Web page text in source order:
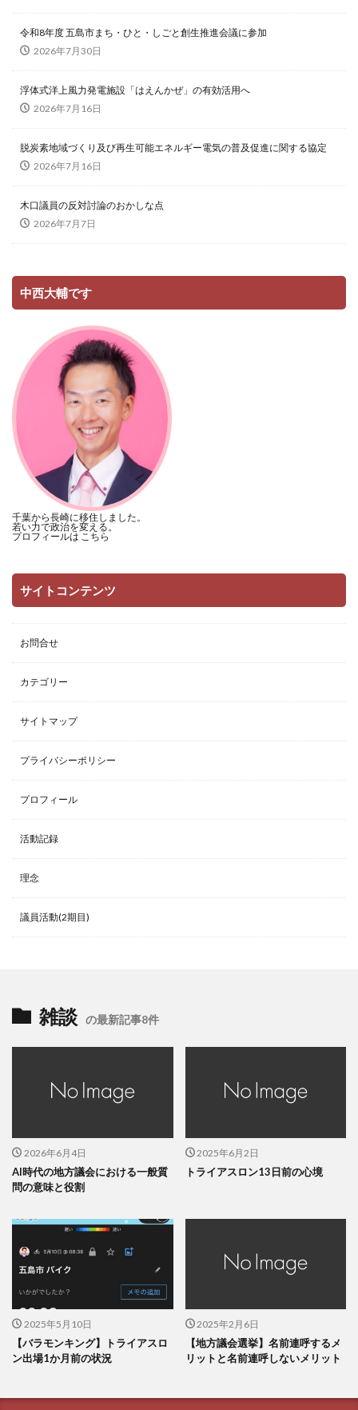
令和8年度 五島市まち・ひと・しごと創生推進会議に参加
2026年7月30日
浮体式洋上風力発電施設「はえんかぜ」の有効活用へ
2026年7月16日
脱炭素地域づくり及び再生可能エネルギー電気の普及促進に関する協定
2026年7月16日
木口議員の反対討論のおかしな点
2026年7月7日
中西大輔です
千葉から長崎に移住しました。
若い力で政治を変える。
プロフィールは こちら
サイトコンテンツ
お問合せ
カテゴリー
サイトマップ
プライバシーポリシー
プロフィール
活動記録
理念
議員活動(2期目)
雑談 の最新記事8件
2026年6月4日
AI時代の地方議会における一般質
問の意味と役割
2025年6月2日
トライアスロン13日前の心境
2025年5月10日
【バラモンキング】トライアスロ
ン出場1か月前の状況
2025年2月6日
【地方議会選挙】名前連呼するメ
リットと名前連呼しないメリット